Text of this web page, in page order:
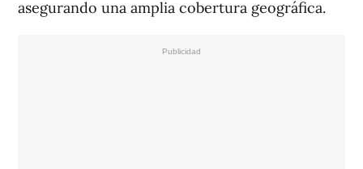
asegurando una amplia cobertura geográfica.